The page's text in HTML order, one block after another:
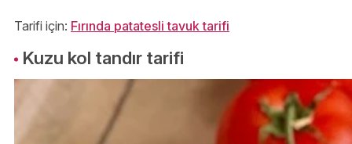
Tarifi için: Fırında patatesli tavuk tarifi
Kuzu kol tandır tarifi